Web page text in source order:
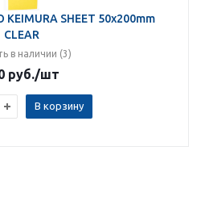
KEIMURA SHEET 50x200mm
CLEAR
в наличии (3)
руб./шт
В корзину